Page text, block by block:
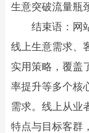
生意突破流量瓶
结束语：网站
线上生意需求、
实用策略，覆盖
率提升等多个核
需求。线上从业
特点与目标客群